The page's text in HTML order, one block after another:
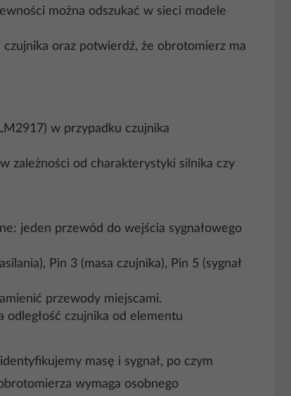
można odszukać w sieci modele
oraz potwierdź, że obrotomierz ma
w przypadku czujnika
zależności od charakterystyki silnika czy
jeden przewód do wejścia sygnałowego
Pin 3 (masa czujnika), Pin 5 (sygnał
przewody miejscami.
czujnika od elementu
masę i sygnał, po czym
wymaga osobnego